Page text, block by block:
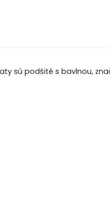
sú podšité s bavlnou,